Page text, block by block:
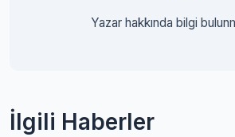
Yazar hakkında bilgi
İlgili Haberler